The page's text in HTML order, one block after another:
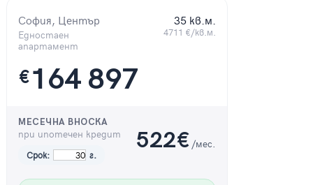
Мениджмънт
София, Център
Едностаен
апартамент
35 кв.м.
4711 €/кв.м.
€164 897
МЕСЕЧНА ВНОСКА
при ипотечен кредит
Срок: г.
522€ /мес.